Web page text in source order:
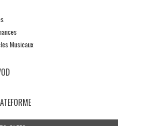
Musicaux